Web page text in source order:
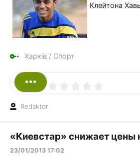
Клейтона
Харків / Спорт
Redaktor
«Киевстар» снижает цены
23/01/2013 17:02